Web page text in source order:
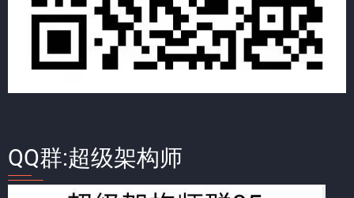
QQ群:超级架构师